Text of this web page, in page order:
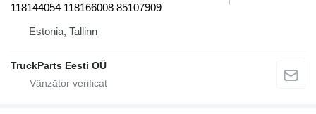
118144054 118166008 85107909
Estonia, Tallinn
TruckParts Eesti OÜ